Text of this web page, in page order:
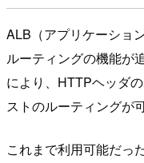
ALB（アプリケーショ
ルーティングの機能が
により、HTTPヘッダ
ストのルーティングが
これまで利用可能だっ